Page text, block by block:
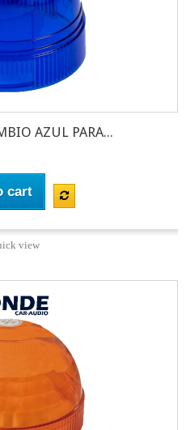
AZUL PARA...
cart
view